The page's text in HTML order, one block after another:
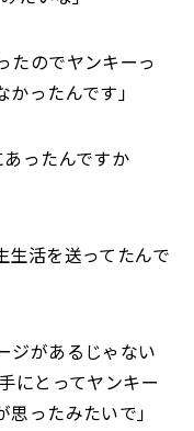
たのでヤンキーっ
ったんです」
あったんですか
生活を送ってたんで
ジがあるじゃない
にとってヤンキー
ったみたいで」